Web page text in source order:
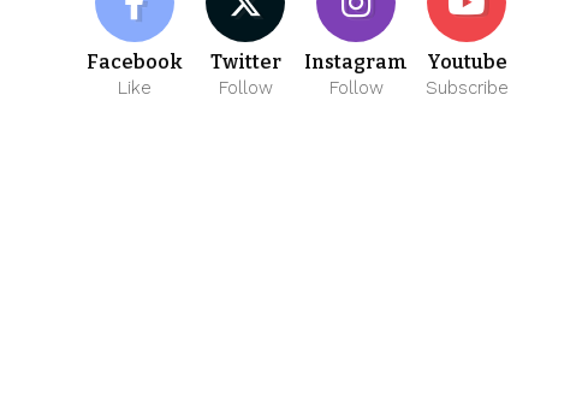
Facebook
Like
Twitter
Follow
Instagram
Follow
Youtube
Subscribe